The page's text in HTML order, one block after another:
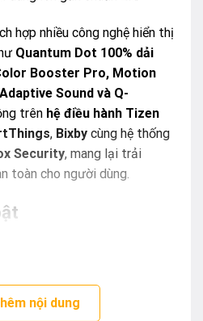
hợp nhiều công nghệ hiển thị
Quantum Dot 100% dải
Booster Pro, Motion
Sound và Q-
trên hệ điều hành Tizen
, Bixby cùng hệ thống
Security, mang lại trải
toàn cho người dùng.
thực để tối ưu hình ảnh và
AI Upscaling
nội dung